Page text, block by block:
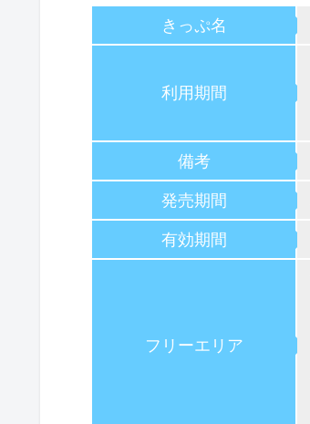
きっぷ名
利用期間
備考
発売期間
有効期間
フリーエリア